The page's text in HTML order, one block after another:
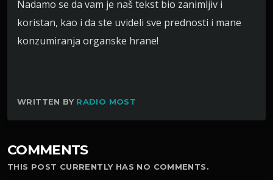
Nadamo se da vam je naš tekst bio zanimljiv i
koristan, kao i da ste uvideli sve prednosti i mane
konzumiranja organske hrane!
WRITTEN BY RADIO MOST
COMMENTS
THIS POST CURRENTLY HAS NO COMMENTS.